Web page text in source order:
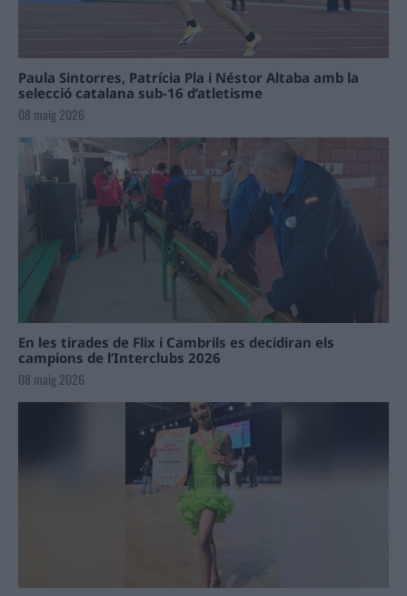
Paula Sintorres, Patrícia Pla i Néstor Altaba amb la
selecció catalana sub-16 d’atletisme
08 maig 2026
En les tirades de Flix i Cambrils es decidiran els
campions de l’Interclubs 2026
08 maig 2026